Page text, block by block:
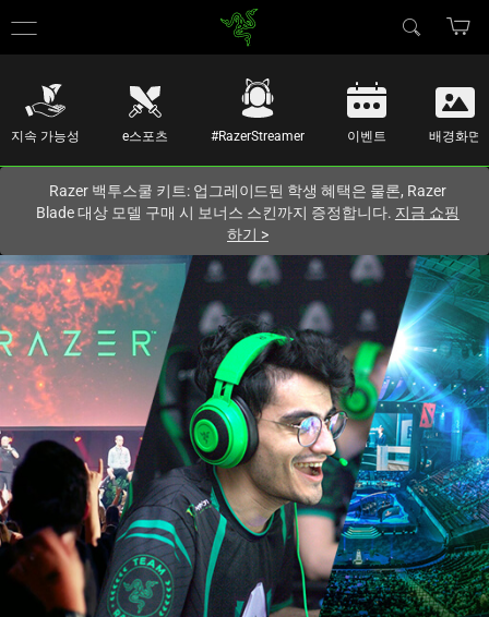
사이트에 있습니다.
지속 가능성 e스포츠 #RazerStreamer 이벤트 배경화면
Razer 백투스쿨 키트: 업그레이드된 학생 혜택은 물론, Razer
Blade 대상 모델 구매 시 보너스 스킨까지 증정합니다. 지금 쇼핑
하기 >